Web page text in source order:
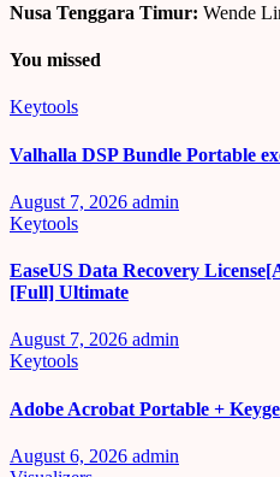
Nusa Tenggara Timur: Wende
You missed
Keytools
Valhalla DSP Bundle Portable
August 7, 2026 admin
Keytools
EaseUS Data Recovery
[Full] Ultimate
August 7, 2026 admin
Keytools
Adobe Acrobat Portable +
August 6, 2026 admin